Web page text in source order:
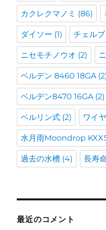
カクレクマノミ (86)
ダイソー (1) チェル
ニセモチノウオ (2)
ベルデン 8460 18GA
ベルデン8470 16GA(2)
ベルリン式 (2) ワイ
水月雨Moondrop
過去の水槽 (4) 長寿
最近のコメント